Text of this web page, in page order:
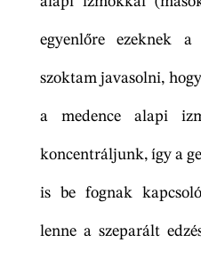
egyenlőre ezeknek
szoktam javasolni,
a medence alapi
koncentráljunk, így a
is be fognak
lenne a szeparált